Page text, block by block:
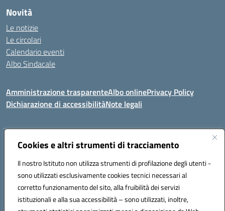
Cookies e altri strumenti di tracciamento
Il nostro Istituto non utilizza strumenti di profilazione degli utenti -
sono utilizzati esclusivamente cookies tecnici necessari al
corretto funzionamento del sito, alla fruibilità dei servizi
istituzionali e alla sua accessibilità – sono utilizzati, inoltre,
Novità
Le notizie
Le circolari
Calendario eventi
Albo Sindacale
Amministrazione trasparenteAlbo onlinePrivacy Policy
Dichiarazione di accessibilitàNote legali
Indirizzo:Via Felice Cavallotti, 15 -84020 - Oliveto Citra
Posta elettronica certificata (PEC):saic81300d@pec.istruzione.it
Codice fiscale: 82005110653
Codice meccanografico: SAIC81300D